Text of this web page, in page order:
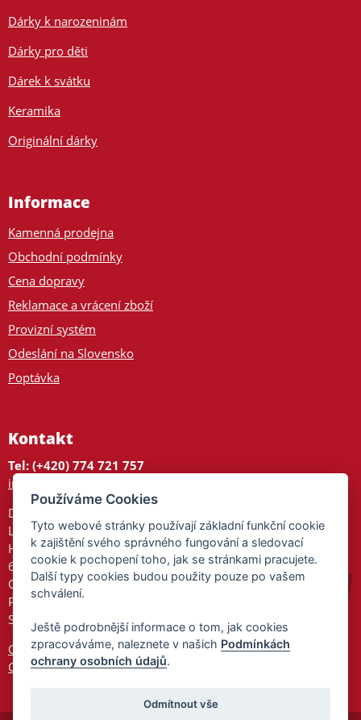
Dárky k narozeninám
Dárky pro děti
Dárek k svátku
Keramika
Originální dárky
Informace
Kamenná prodejna
Obchodní podmínky
Cena dopravy
Reklamace a vrácení zboží
Provizní systém
Odeslání na Slovensko
Poptávka
Kontakt
Tel: (+420) 774 721 757
info@tajnedarky.cz
Dárkové centrum
Legionářů 2
Hodonín
695 01
Otevřeno:
Po-Pá 9-17
So 9-11:30
Ochrana osobních údajů
Cookies
Používáme Cookies
Tyto webové stránky používají základní funkční cookie
k zajištění svého správného fungování a sledovací
cookie k pochopení toho, jak se stránkami pracujete.
Další typy cookies budou použity pouze po vašem
schválení.
Ještě podrobnější informace o tom, jak cookies
zpracováváme, naleznete v našich Podmínkách
ochrany osobních údajů.
Odmítnout vše